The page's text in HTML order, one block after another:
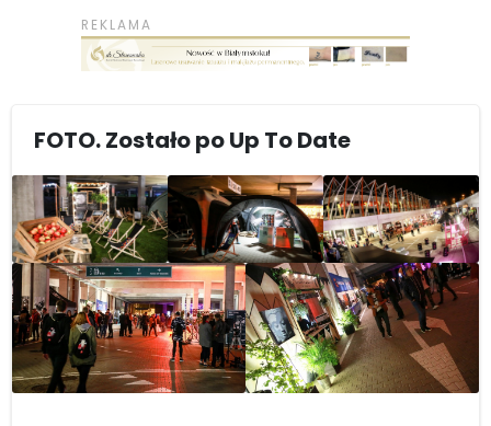
FOTO. Zostało po Up To Date